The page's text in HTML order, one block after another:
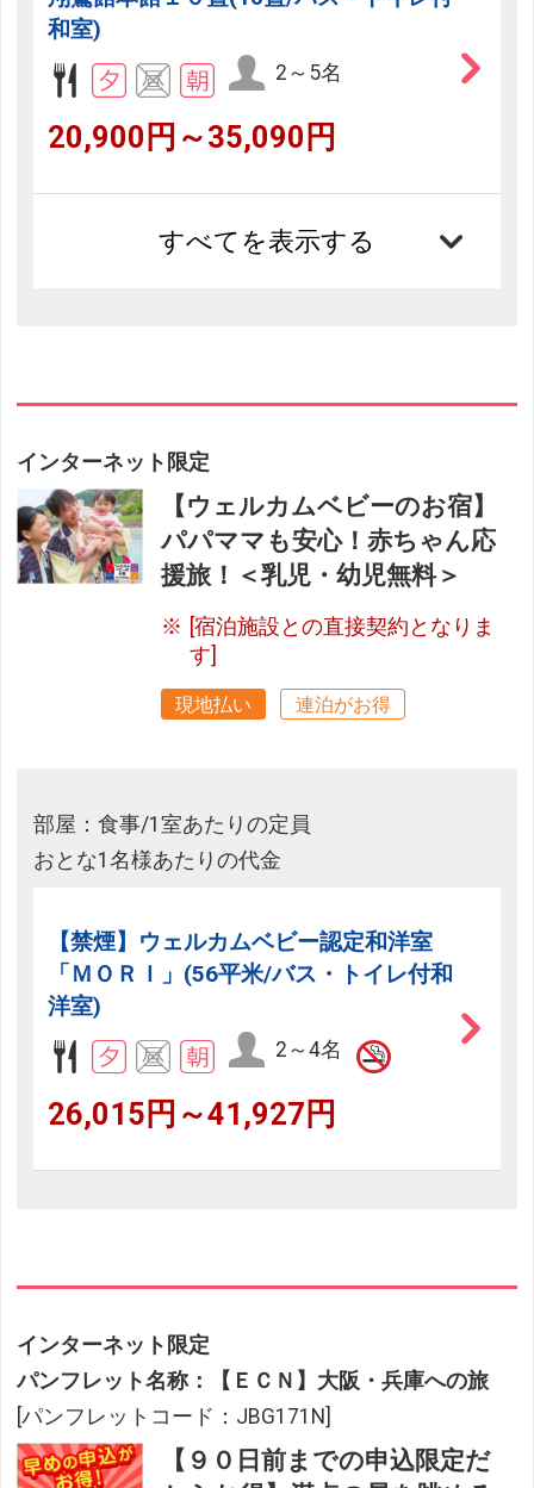
和室)
2～5名
20,900円～35,090円
すべてを表示する
インターネット限定
【ウェルカムベビーのお宿】
パパママも安心！赤ちゃん応
援旅！＜乳児・幼児無料＞
[宿泊施設との直接契約となりま
す]
現地払い 連泊がお得
部屋：食事/1室あたりの定員
おとな1名様あたりの代金
【禁煙】ウェルカムベビー認定和洋室
「ＭＯＲＩ」(56平米/バス・トイレ付和
洋室)
2～4名
26,015円～41,927円
インターネット限定
パンフレット名称：【ＥＣＮ】大阪・兵庫への旅
[パンフレットコード：JBG171N]
【９０日前までの申込限定だ